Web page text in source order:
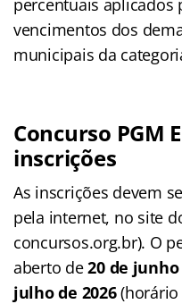
percentuais aplicados
vencimentos dos
municipais da
Concurso PGM
inscrições
As inscrições devem
pela internet, no site
concursos.org.br). O
aberto de20 de junho
julho de 2026(horário